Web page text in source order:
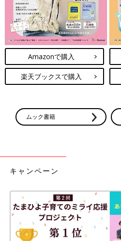
Amazonで購入
楽天ブックスで購入
ムック書籍
キャンペーン